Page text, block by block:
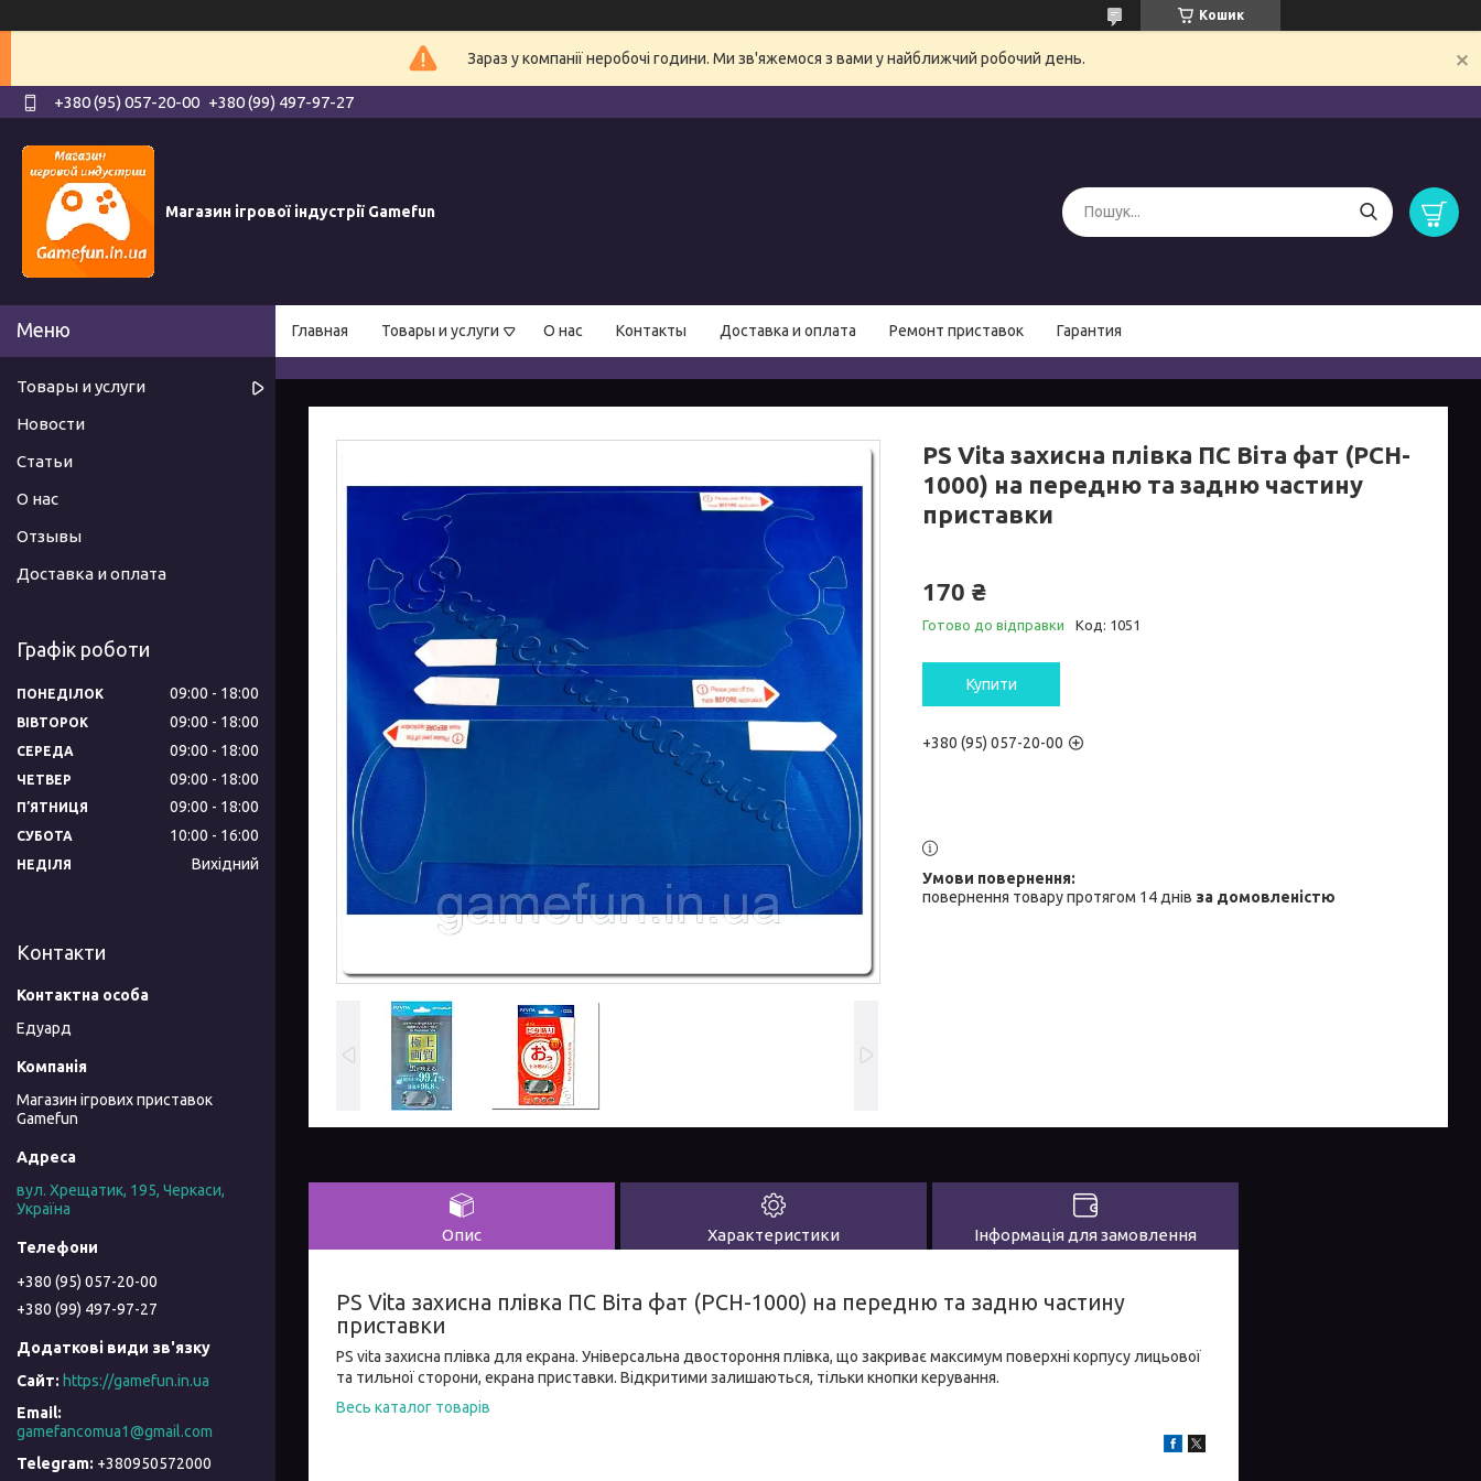
Кошик
Зараз у компанії неробочі години. Ми зв'яжемося з вами у найближчий робочий день.
+380 (95) 057-20-00 +380 (99) 497-97-27
Магазин ігрової індустрії Gamefun
Главная Товары и услуги О нас Контакты Доставка и оплата Ремонт приставок Гарантия
PS Vita захисна плівка ПС Віта фат (PCH-
1000) на передню та задню частину
приставки
170 ₴
Готово до відправки Код: 1051
Купити
+380 (95) 057-20-00
повернення товару протягом 14 днів за домовленістю
Опис Характеристики Інформація для замовлення
PS Vita захисна плівка ПС Віта фат (PCH-1000) на передню та задню частину
приставки
PS vita захисна плівка для екрана. Універсальна двостороння плівка, що закриває максимум поверхні корпусу лицьової
та тильної сторони, екрана приставки. Відкритими залишаються, тільки кнопки керування.
Весь каталог товарів
Товары и услуги
Новости
Статьи
О нас
Отзывы
Доставка и оплата
Графік роботи
ПОНЕДІЛОК 09:00 18:00
ВІВТОРОК 09:00 18:00
СЕРЕДА 09:00 18:00
ЧЕТВЕР 09:00 18:00
ПʼЯТНИЦЯ 09:00 18:00
СУБОТА 10:00 16:00
НЕДІЛЯ Вихідний
Контакти
Едуард
Магазин ігрових приставок
Gamefun
вул. Хрещатик, 195, Черкаси,
Україна
+380 (95) 057-20-00
+380 (99) 497-97-27
https://gamefun.in.ua
gamefancomua1@gmail.com
+380950572000